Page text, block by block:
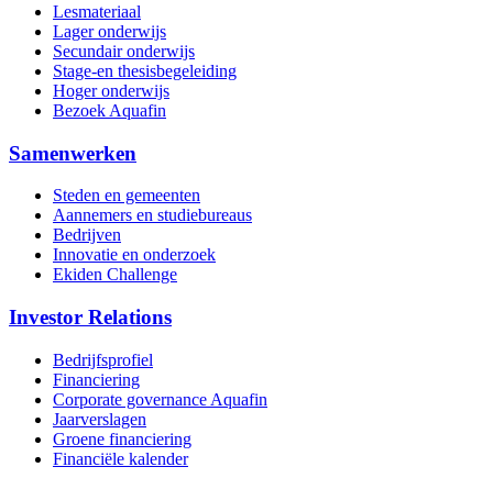
Lesmateriaal
Lager onderwijs
Secundair onderwijs
Stage-en thesisbegeleiding
Hoger onderwijs
Bezoek Aquafin
Samenwerken
Steden en gemeenten
Aannemers en studiebureaus
Bedrijven
Innovatie en onderzoek
Ekiden Challenge
Investor Relations
Bedrijfsprofiel
Financiering
Corporate governance Aquafin
Jaarverslagen
Groene financiering
Financiële kalender